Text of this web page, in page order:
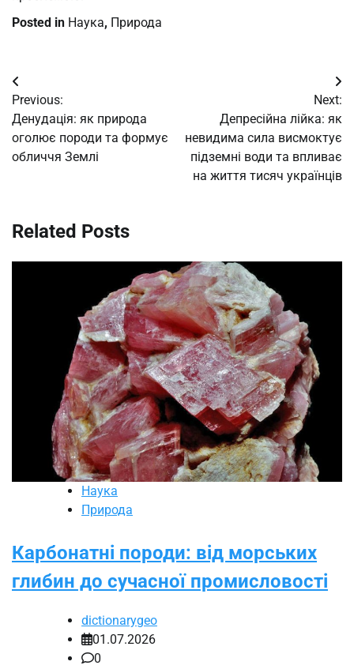
Posted in Наука, Природа
Post
navigation
Previous:
Денудація: як природа
оголює породи та формує
обличчя Землі
Next:
Депресійна лійка: як
невидима сила висмоктує
підземні води та впливає
на життя тисяч українців
Related Posts
Наука
Природа
Карбонатні породи: від морських
глибин до сучасної промисловості
dictionarygeo
01.07.2026
0